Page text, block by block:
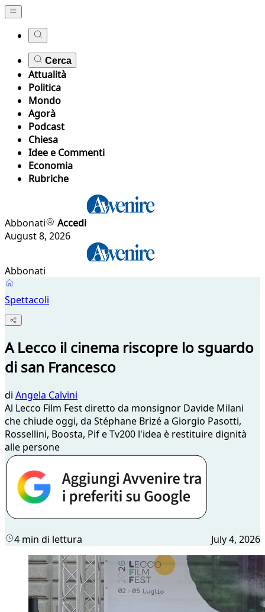
Cerca
Attualità
Politica
Mondo
Agorà
Podcast
Chiesa
Idee e Commenti
Economia
Rubriche
Abbonati
Accedi
August 8, 2026
Abbonati
Spettacoli
A Lecco il cinema riscopre lo sguardo
di san Francesco
di Angela Calvini
Al Lecco Film Fest diretto da monsignor Davide Milani
che chiude oggi, da Stéphane Brizé a Giorgio Pasotti,
Rossellini, Boosta, Pif e Tv200 l'idea è restituire dignità
alle persone
4 min di lettura July 4, 2026